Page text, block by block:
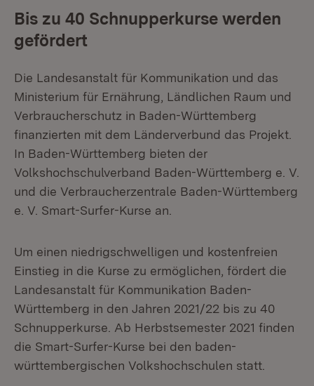
Bis zu 40 Schnupperkurse werden
gefördert
Die Landesanstalt für Kommunikation und das
Ministerium für Ernährung, Ländlichen Raum und
Verbraucherschutz in Baden-Württemberg
finanzierten mit dem Länderverbund das Projekt.
In Baden-Württemberg bieten der
Volkshochschulverband Baden-Württemberg e. V.
und die Verbraucherzentrale Baden-Württemberg
e. V. Smart-Surfer-Kurse an.
Um einen niedrigschwelligen und kostenfreien
Einstieg in die Kurse zu ermöglichen, fördert die
Landesanstalt für Kommunikation Baden-
Württemberg in den Jahren 2021/22 bis zu 40
Schnupperkurse. Ab Herbstsemester 2021 finden
die Smart-Surfer-Kurse bei den baden-
württembergischen Volkshochschulen statt.